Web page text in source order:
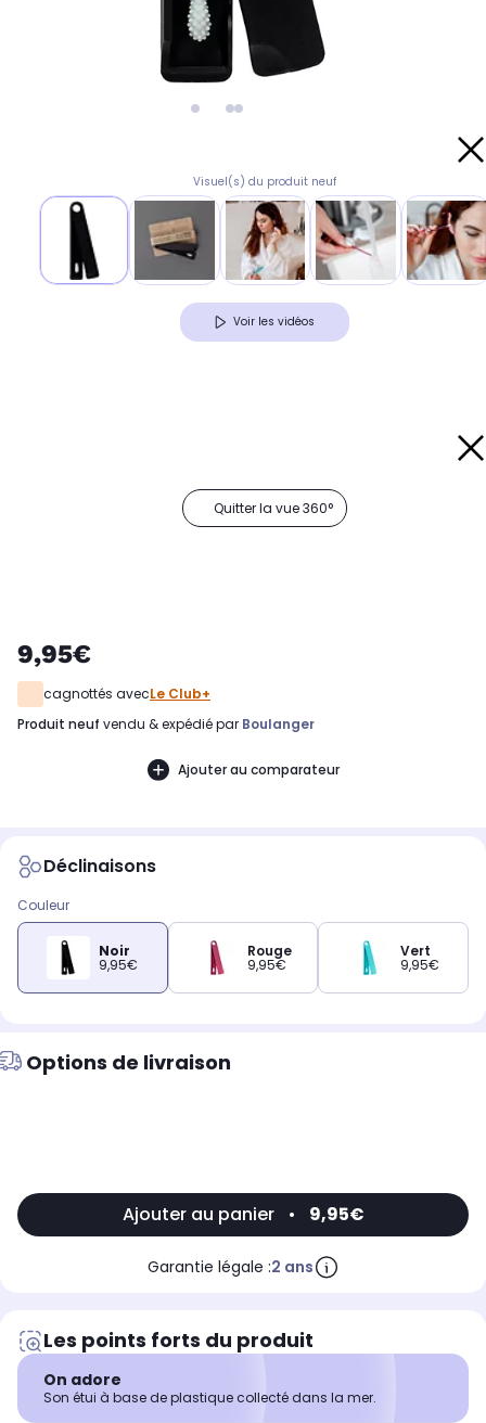
Visuel(s) du produit neuf
Voir les vidéos
Quitter la vue 360°
9,95€
cagnottés avecLe Club+
produit neuf vendu & expédié par Boulanger
Ajouter au comparateur
Déclinaisons
Couleur
Noir
9,95€
Rouge
9,95€
Vert
9,95€
Options de livraison
Ajouter au panier • 9,95€
Garantie légale :2 ans
Les points forts du produit
On adore
Son étui à base de plastique collecté dans la mer.